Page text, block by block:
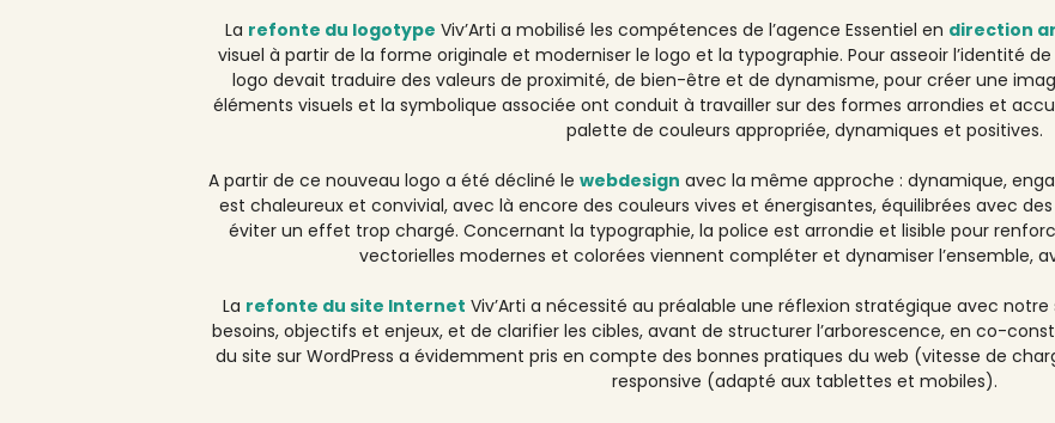
La refonte du logotype Viv’Arti a mobilisé les compétences de l’agence Essentiel en direction
visuel à partir de la forme originale et moderniser le logo et la typographie. Pour asseoir l’identité
logo devait traduire des valeurs de proximité, de bien-être et de dynamisme, pour créer une
éléments visuels et la symbolique associée ont conduit à travailler sur des formes arrondies et
palette de couleurs appropriée, dynamiques et positives.
A partir de ce nouveau logo a été décliné le webdesign avec la même approche : dynamique,
est chaleureux et convivial, avec là encore des couleurs vives et énergisantes, équilibrées avec
éviter un effet trop chargé. Concernant la typographie, la police est arrondie et lisible pour
vectorielles modernes et colorées viennent compléter et dynamiser l’ensemble,
La refonte du site Internet Viv’Arti a nécessité au préalable une réflexion stratégique avec
besoins, objectifs et enjeux, et de clarifier les cibles, avant de structurer l’arborescence, en co-
du site sur WordPress a évidemment pris en compte des bonnes pratiques du web (vitesse de
responsive (adapté aux tablettes et mobiles).